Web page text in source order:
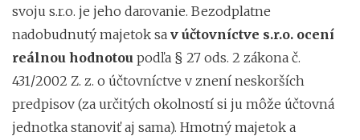
svoju s.r.o. je jeho darovanie. Bezodplatne
nadobudnutý majetok sa v účtovníctve s.r.o. ocení
reálnou hodnotou podľa § 27 ods. 2 zákona č.
431/2002 Z. z. o účtovníctve v znení neskorších
predpisov (za určitých okolností si ju môže účtovná
jednotka stanoviť aj sama). Hmotný majetok a